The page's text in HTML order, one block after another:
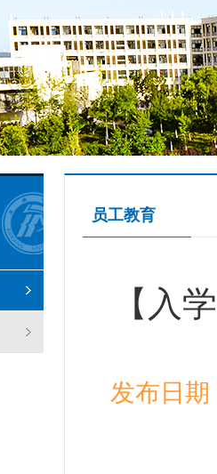
员工教育
【入
发布日